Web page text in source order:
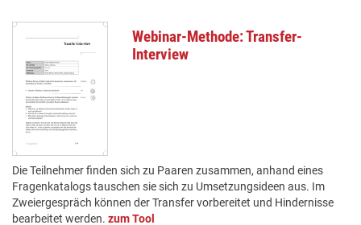
Webinar-Methode: Transfer-
Interview
Die Teilnehmer finden sich zu Paaren zusammen, anhand eines
Fragenkatalogs tauschen sie sich zu Umsetzungsideen aus. Im
Zweiergespräch können der Transfer vorbereitet und Hindernisse
bearbeitet werden. zum Tool